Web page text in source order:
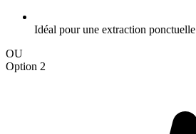
Idéal pour une extraction ponctuelle
OU
Option 2